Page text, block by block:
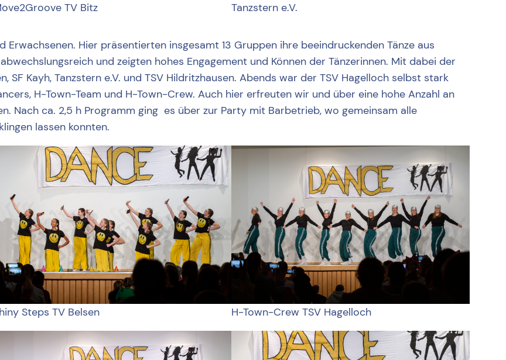
TV Bitz Tanzstern e.V.
Hier präsentierten insgesamt 13 Gruppen ihre beeindruckenden Tänze aus
und zeigten hohes Engagement und Können der Tänzerinnen. Mit dabei der
SF Kayh, Tanzstern e.V. und TSV Hildritzhausen. Abends war der TSV Hagelloch selbst stark
H-Town-Team und H-Town-Crew. Auch hier erfreuten wir und über eine hohe Anzahl an
Nach ca. 2,5 h Programm ging es über zur Party mit Barbetrieb, wo gemeinsam alle
lassen konnten.
Steps TV Belsen H-Town-Crew TSV Hagelloch